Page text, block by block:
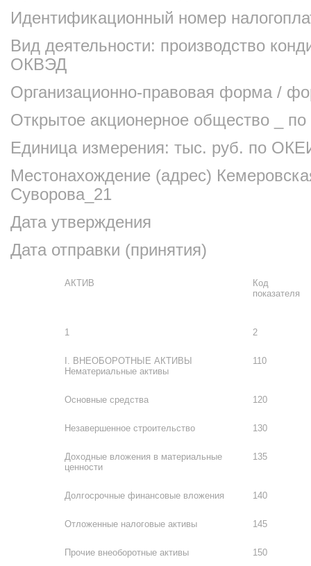
Идентификационный номер
Вид деятельности: производство
ОКВЭД
Организационно-правовая форма /
Открытое акционерное общество _
Единица измерения: тыс. руб. по
Местонахождение (адрес)
Суворова_21
Дата утверждения
Дата отправки (принятия)
АКТИВ
Код
показателя
1 2
I. ВНЕОБОРОТНЫЕ АКТИВЫ
Нематериальные активы
110
Основные средства 120
Незавершенное строительство 130
Доходные вложения в материальные
ценности
135
Долгосрочные финансовые вложения 140
Отложенные налоговые активы 145
Прочие внеоборотные активы 150